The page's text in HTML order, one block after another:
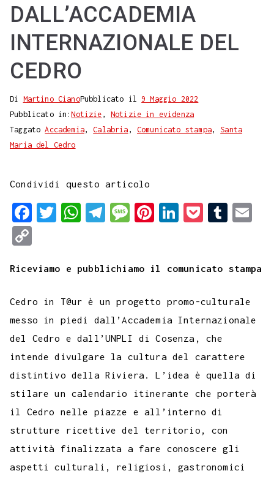
DALL’ACCADEMIA
INTERNAZIONALE DEL
CEDRO
Di Martino CianoPubblicato il 9 Maggio 2022
Pubblicato in:Notizie , Notizie in evidenza
TaggatoAccademia,Calabria , Comunicato stampa, Santa
Maria del Cedro
Condividi questo articolo
F
e
o
o
k
T
t
e
r
W
t
A
p
T
e
r
a
m
M
s
g
e
P
t
r
e
t
L
k
d
I
n
k
t
T
b
r
i
p
L
i
n
k
Riceviamo e pubblichiamo il comunicato stampa
Cedro in T@ur è un progetto promo-culturale
messo in piedi dall’Accademia Internazionale
del Cedro e dall’UNPLI di Cosenza, che
intende divulgare la cultura del carattere
distintivo della Riviera. L’idea è quella di
stilare un calendario itinerante che porterà
il Cedro nelle piazze e all’interno di
strutture ricettive del territorio, con
attività finalizzata a fare conoscere gli
aspetti culturali, religiosi, gastronomici